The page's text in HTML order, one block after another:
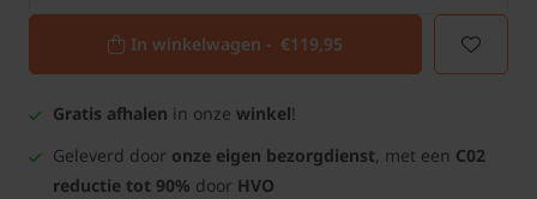
In winkelwagen - €119,95
Gratis afhalen in onze winkel!
Geleverd door onze eigen bezorgdienst, met een C02
reductie tot 90% door HVO